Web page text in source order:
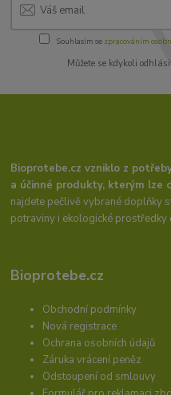
Souhlasím se zpracováním
Můžete se kdykoli
Bioprotebe.cz vzniklo z
a účinné produkty, kterým lze
najdete pečlivě vybrané doplňky
potraviny i ekologické prostředky
Bioprotebe.cz
Obchodní podmínky
Nová registrace
Ochrana osobních údajů
Záruka vrácení peněz
Odstoupení od smlouvy